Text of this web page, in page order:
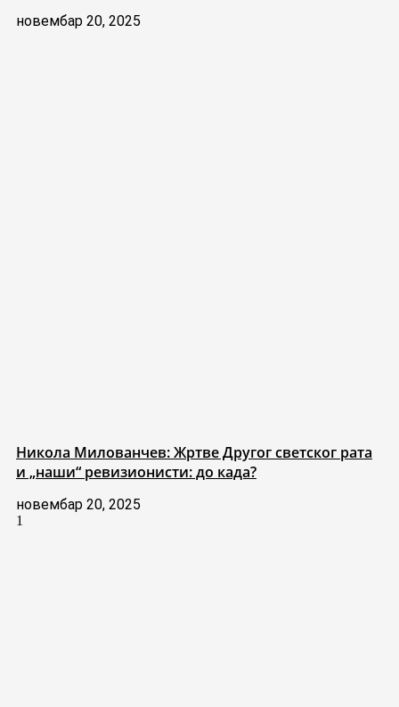
новембар 20, 2025
Никола Милованчев: Жртве Другог светског рата
и „наши“ ревизионисти: до када?
новембар 20, 2025